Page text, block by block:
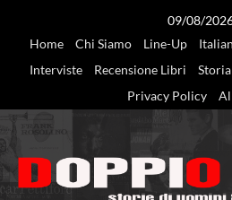
09/08/
Home
Chi Siamo Line-Up
Interviste
Recensione Libri Storia
Privacy Policy